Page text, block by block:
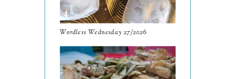
May11
April 13
March11
February9
Wordless Wednesday 27/2026